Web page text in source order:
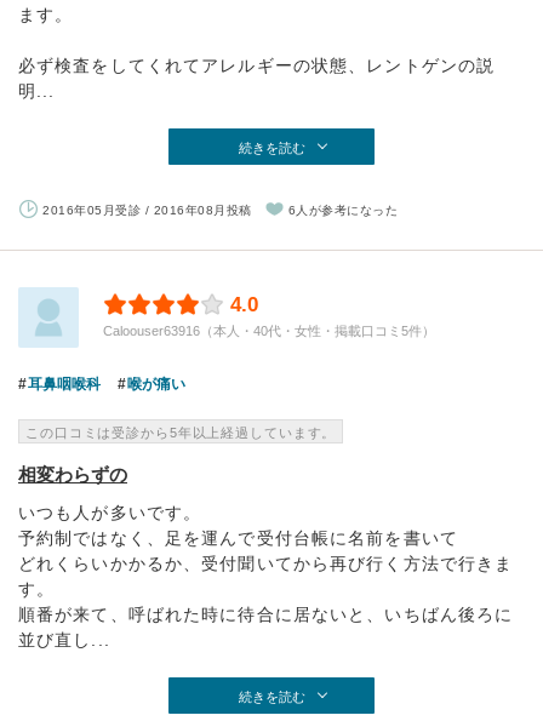
ます。
必ず検査をしてくれてアレルギーの状態、レントゲンの説
明...
続きを読む
2016年05月受診 / 2016年08月投稿 6人が参考になった
4.0
Caloouser63916（本人・40代・女性・掲載口コミ5件）
耳鼻咽喉科 喉が痛い
この口コミは受診から5年以上経過しています。
相変わらずの
いつも人が多いです。
予約制ではなく、足を運んで受付台帳に名前を書いて
どれくらいかかるか、受付聞いてから再び行く方法で行きま
す。
順番が来て、呼ばれた時に待合に居ないと、いちばん後ろに
並び直し...
続きを読む